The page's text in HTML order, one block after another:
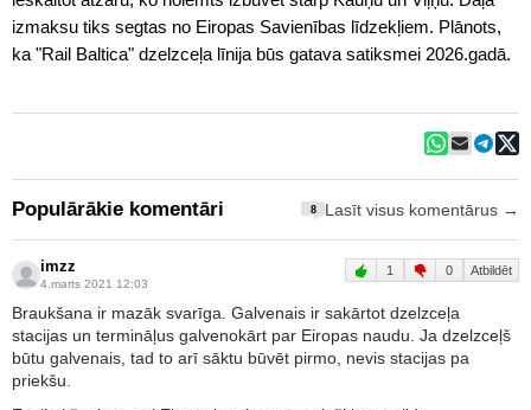
izmaksu tiks segtas no Eiropas Savienības līdzekļiem. Plānots,
ka "Rail Baltica" dzelzceļa līnija būs gatava satiksmei 2026.gadā.
Populārākie komentāri 8 Lasīt visus komentārus →
imzz
4.marts 2021 12:03
1 0 Atbildēt
Braukšana ir mazāk svarīga. Galvenais ir sakārtot dzelzceļa
stacijas un termināļus galvenokārt par Eiropas naudu. Ja dzelzceļš
būtu galvenais, tad to arī sāktu būvēt pirmo, nevis stacijas pa
priekšu.